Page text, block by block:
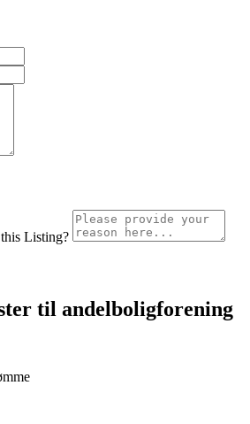
Listing?
til andelboligforening